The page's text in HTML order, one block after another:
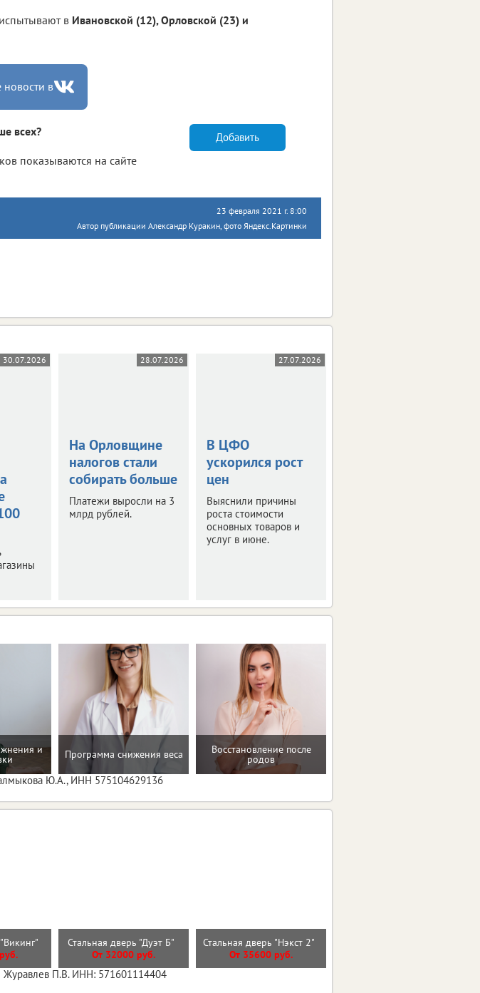
в Ивановской (12), Орловской (23) и
новости в
всех?
показываются на сайте
Добавить
23 февраля 2021 г. 8:00
Автор публикации Александр Куракин, фото Яндекс.Картинки
30.07.2026 28.07.2026
На Орловщине
налогов стали
собирать больше
Платежи выросли на 3
млрд рублей.
27.07.2026
В ЦФО
ускорился рост
цен
Выяснили причины
роста стоимости
основных товаров и
услуг в июне.
и Программа снижения веса Восстановление после
родов
Ю.А., ИНН 575104629136
Стальная дверь "Дуэт Б"
От 32000 руб.
Стальная дверь "Нэкст 2"
От 35600 руб.
Журавлев П.В. ИНН: 571601114404